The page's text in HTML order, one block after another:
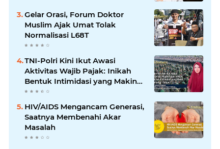
Gelar Orasi, Forum Doktor
Muslim Ajak Umat Tolak
Normalisasi L68T
TNI-Polri Kini Ikut Awasi
Aktivitas Wajib Pajak: Inikah
Bentuk Intimidasi yang Makin
Menekan Rakyat?
HIV/AIDS Mengancam Generasi,
Saatnya Membenahi Akar
Masalah